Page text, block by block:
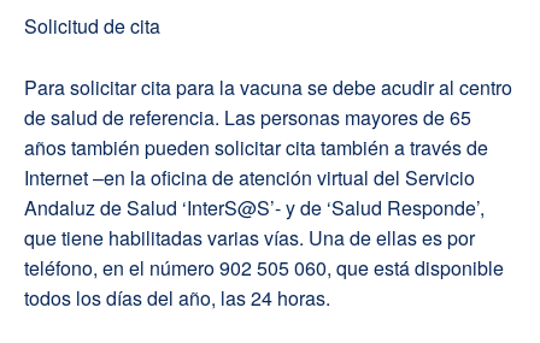
Solicitud de cita
Para solicitar cita para la vacuna se debe acudir al centro
de salud de referencia. Las personas mayores de 65
años también pueden solicitar cita también a través de
Internet –en la oficina de atención virtual del Servicio
Andaluz de Salud ‘InterS@S’- y de ‘Salud Responde’,
que tiene habilitadas varias vías. Una de ellas es por
teléfono, en el número 902 505 060, que está disponible
todos los días del año, las 24 horas.